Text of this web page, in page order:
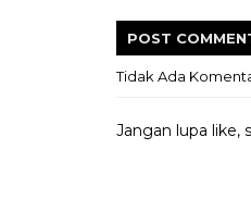
POST
Tidak Ada
Jangan lupa like,